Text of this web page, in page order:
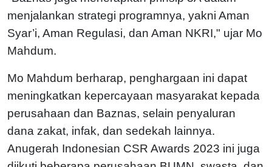
menjalankan strategi programnya, yakni Aman
Syar’i, Aman Regulasi, dan Aman NKRI," ujar Mo
Mahdum.
Mo Mahdum berharap, penghargaan ini dapat
meningkatkan kepercayaan masyarakat kepada
perusahaan dan Baznas, selain penyaluran
dana zakat, infak, dan sedekah lainnya.
Anugerah Indonesian CSR Awards 2023 ini juga